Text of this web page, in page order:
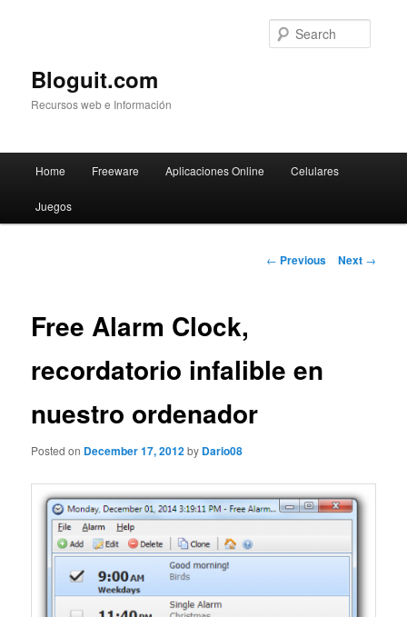
Bloguit.com
Recursos web e Información
Skip
to
Home Freeware Aplicaciones Online Celulares
Juegos
Post
← Previous Next →
Free Alarm Clock,
recordatorio infalible en
nuestro ordenador
Posted on December 17, 2012by Dario08